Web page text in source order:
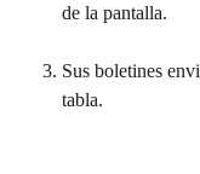
de la pantalla.
Sus boletines
tabla.